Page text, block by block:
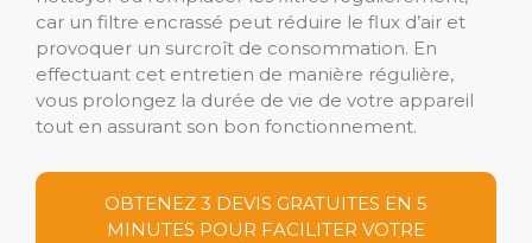
car un filtre encrassé peut réduire le flux d’air et
provoquer un surcroît de consommation. En
effectuant cet entretien de manière régulière,
vous prolongez la durée de vie de votre appareil
tout en assurant son bon fonctionnement.
OBTENEZ 3 DEVIS GRATUITES EN 5
MINUTES POUR FACILITER VOTRE